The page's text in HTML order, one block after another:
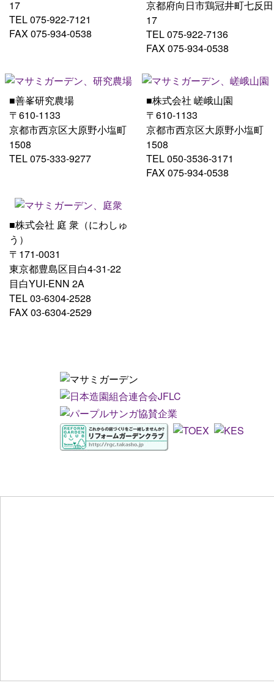
17
TEL 075-922-7121
FAX 075-934-0538
京都府向日市鶏冠井町七反田
17
TEL 075-922-7136
FAX 075-934-0538
■善峯研究農場
〒610-1133
京都市西京区大原野小塩町
1508
TEL 075-333-9277
■株式会社 嵯峨山園
〒610-1133
京都市西京区大原野小塩町
1508
TEL 050-3536-3171
FAX 075-934-0538
■株式会社 庭 衆（にわしゅ
う）
〒171-0031
東京都豊島区目白4-31-22
目白YUI-ENN 2A
TEL 03-6304-2528
FAX 03-6304-2529